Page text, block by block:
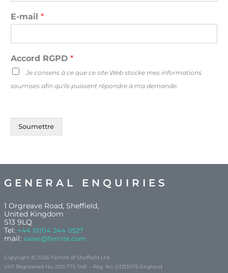
E-mail *
Accord RGPD *
Je consens à ce que ce site Web stocke mes informations
soumises afin qu'ils puissent répondre à ma demande.
Soumettre
GENERAL ENQUIRIES
1 Orgreave Road, Sheffield,
United Kingdom
S13 9LQ
Tel: +44 (0)114 244 0527
mail: sales@fernite.com
Copyright © 2026 Fernite of Sheffield Ltd
VAT Registered No. 200 775 045 – Reg. No. 03133576 England